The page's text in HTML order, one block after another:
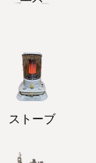
ストーブ